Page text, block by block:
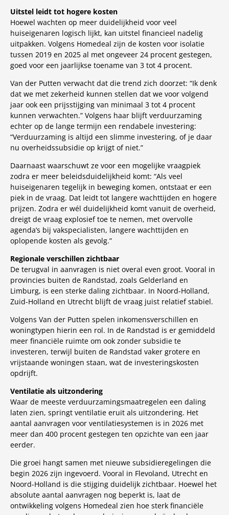
Uitstel leidt tot hogere kosten
Hoewel wachten op meer duidelijkheid voor veel
huiseigenaren logisch lijkt, kan uitstel financieel nadelig
uitpakken. Volgens Homedeal zijn de kosten voor isolatie
tussen 2019 en 2025 al met ongeveer 24 procent gestegen,
goed voor een jaarlijkse toename van 3 tot 4 procent.
Van der Putten verwacht dat die trend zich doorzet: “Ik denk
dat we met zekerheid kunnen stellen dat we voor volgend
jaar ook een prijsstijging van minimaal 3 tot 4 procent
kunnen verwachten.” Volgens haar blijft verduurzaming
echter op de lange termijn een rendabele investering:
“Verduurzaming is altijd een slimme investering, of je daar
nu overheidssubsidie op krijgt of niet.”
Daarnaast waarschuwt ze voor een mogelijke vraagpiek
zodra er meer beleidsduidelijkheid komt: “Als veel
huiseigenaren tegelijk in beweging komen, ontstaat er een
piek in de vraag. Dat leidt tot langere wachttijden en hogere
prijzen. Zodra er wél duidelijkheid komt vanuit de overheid,
dreigt de vraag explosief toe te nemen, met overvolle
agenda’s bij vakspecialisten, langere wachttijden en
oplopende kosten als gevolg.”
Regionale verschillen zichtbaar
De terugval in aanvragen is niet overal even groot. Vooral in
provincies buiten de Randstad, zoals Gelderland en
Limburg, is een sterke daling zichtbaar. In Noord-Holland,
Zuid-Holland en Utrecht blijft de vraag juist relatief stabiel.
Volgens Van der Putten spelen inkomensverschillen en
woningtypen hierin een rol. In de Randstad is er gemiddeld
meer financiële ruimte om ook zonder subsidie te
investeren, terwijl buiten de Randstad vaker grotere en
vrijstaande woningen staan, wat de investeringskosten
opdrijft.
Ventilatie als uitzondering
Waar de meeste verduurzamingsmaatregelen een daling
laten zien, springt ventilatie eruit als uitzondering. Het
aantal aanvragen voor ventilatiesystemen is in 2026 met
meer dan 400 procent gestegen ten opzichte van een jaar
eerder.
Die groei hangt samen met nieuwe subsidieregelingen die
begin 2026 zijn ingevoerd. Vooral in Flevoland, Utrecht en
Noord-Holland is die stijging duidelijk zichtbaar. Hoewel het
absolute aantal aanvragen nog beperkt is, laat de
ontwikkeling volgens Homedeal zien hoe sterk financiële